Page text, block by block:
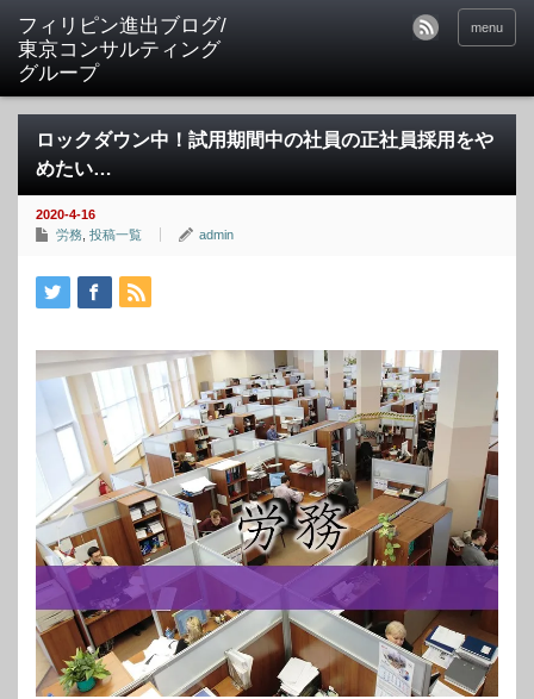
フィリピン進出ブログ/
東京コンサルティング
グループ
menu
ロックダウン中！試用期間中の社員の正社員採用をや
めたい…
2020-4-16
労務 投稿一覧 admin